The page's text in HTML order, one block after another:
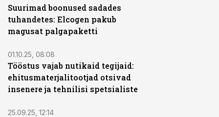
Suurimad boonused sadades
tuhandetes: Elcogen pakub
magusat palgapaketti
01.10.25, 08:08
Tööstus vajab nutikaid tegijaid:
ehitusmaterjalitootjad otsivad
insenere ja tehnilisi spetsialiste
25.09.25, 12:14